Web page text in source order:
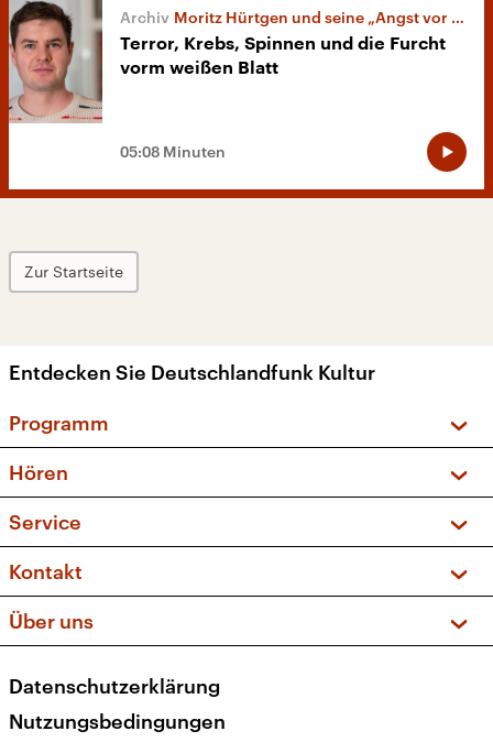
Moritz Hürtgen und seine „Angst vor Lyrik“
Terror, Krebs, Spinnen und die Furcht
vorm weißen Blatt
05:08 Minuten
Zur Startseite
Entdecken Sie Deutschlandfunk Kultur
Programm
Sendungen und Podcasts
Musikliste
Kakadu – Das Kinderprogramm
Hören
Frequenzen (UKW + DAB+)
Service
FAQ
Apps
Newsletter
Veranstaltungen
Kontakt
Social Media
Über uns
Presse
Karriere
Datenschutzerklärung
Nutzungsbedingungen